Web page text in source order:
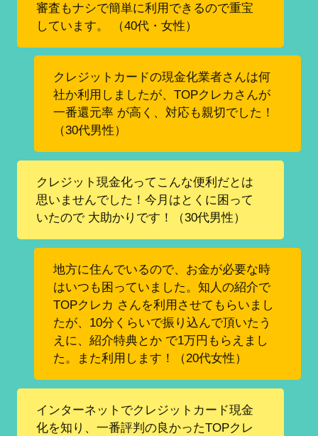
審査もナシで簡単に利用できるので重宝
しています。 （40代・女性）
クレジットカードの現金化業者さんは何
社か利用しましたが、TOPクレカさんが
一番還元率 が高く、対応も親切でした！
（30代男性）
クレジット現金化ってこんな便利だとは
思いませんでした！今月はとくに困って
いたので 大助かりです！（30代男性）
地方に住んでいるので、お金が必要な時
はいつも困っていました。知人の紹介で
TOPクレカ さんを利用させてもらいまし
たが、10分くらいで振り込んで頂いたう
えに、紹介特典とか で1万円もらえまし
た。また利用します！（20代女性）
インターネットでクレジットカード現金
化を知り、一番評判の良かったTOPクレ